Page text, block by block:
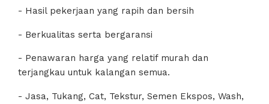
- Hasil pekerjaan yang rapih dan bersih
- Berkualitas serta bergaransi
- Penawaran harga yang relatif murah dan
terjangkau untuk kalangan semua.
- Jasa, Tukang, Cat, Tekstur, Semen Ekspos, Wash,